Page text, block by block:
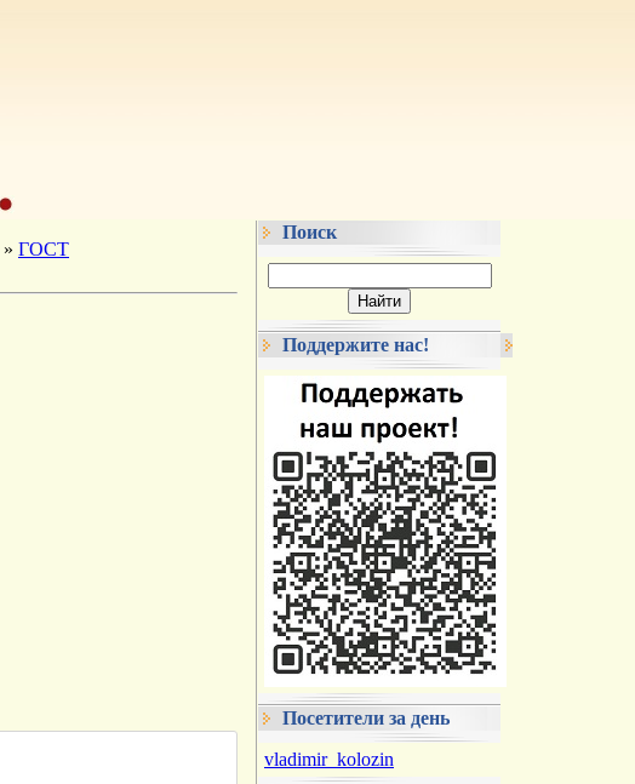
» ГОСТ
Поиск
Поддержите нас!
Посетители за день
vladimir_kolozin